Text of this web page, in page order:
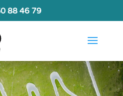
88 46 79